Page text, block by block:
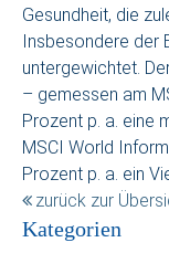
Gesundheit, die
Insbesondere der
untergewichtet.
– gemessen am
Prozent p. a. eine
MSCI World
Prozent p. a. ein
zurück zur
Kategorien